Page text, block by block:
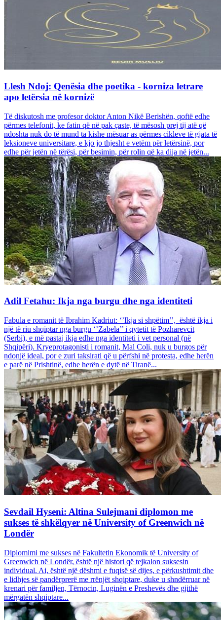
Llesh Ndoj: Qenësia dhe poetika - korniza letrare
apo letërsia në kornizë
Të diskutosh me profesor doktor Anton Nikë Berishën, qoftë edhe
përmes telefonit, ke fatin që në pak çaste, të mësosh prej tij atë që
ndoshta nuk do të mund ta kishe mësuar as përmes cikleve të gjata të
leksioneve universitare, e kjo jo thjesht e vetëm për letërsinë, por
edhe për jetën në tërësi, për besimin, për rolin që ka dija në jetën...
Adil Fetahu: Ikja nga burgu dhe nga identiteti
Fabula e romanit të Ibrahim Kadriut: ‘’Ikja si shpëtim’’, është ikja i
një të riu shqiptar nga burgu ‘’Zabela’’ i qytetit të Pozharevcit
(Serbi), e më pastaj ikja edhe nga identiteti i vet personal (në
Shqipëri). Kryeprotagonisti i romanit, Mal Coli, nuk u burgos për
ndonjë ideal, por e zuri taksirati që u përfshi në protesta, edhe herën
e parë në Prishtinë, edhe herën e dytë në Tiranë...
Sevdail Hyseni: Altina Sulejmani diplomon me
sukses të shkëlqyer në University of Greenwich në
Londër
Diplomimi me sukses në Fakultetin Ekonomik të University of
Greenwich në Londër, është një histori që tejkalon suksesin
individual. Ai, është një dëshmi e fuqisë së dijes, e përkushtimit dhe
e lidhjes së pandërprerë me rrënjët shqiptare, duke u shndërruar në
krenari për familjen, Tërnocin, Luginën e Preshevës dhe gjithë
mërgatën shqiptare...